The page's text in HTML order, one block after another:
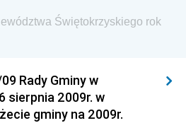
Świętokrzyskiego rok
Rady Gminy w
sierpnia 2009r. w
gminy na 2009r.